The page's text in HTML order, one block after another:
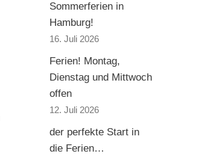
Sommerferien in
Hamburg!
16. Juli 2026
Ferien! Montag,
Dienstag und Mittwoch
offen
12. Juli 2026
der perfekte Start in
die Ferien…